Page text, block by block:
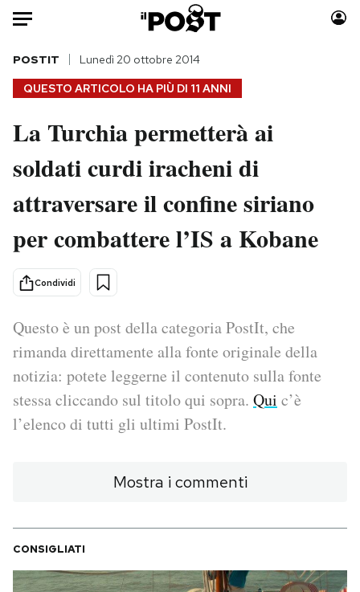
Auto
HOME
Italia
Politica
Tecnologia
Scienza
Cultura
Economia
Sport
Moda
Consumismi
Storie/Idee
Media
Mondiali calcio 2026
PODCAST
SHOP
QUESTO ARTICOLO HA PIÙ DI 11 ANNI
POSTIT Lunedì 20 ottobre 2014
La Turchia permetterà ai
soldati curdi iracheni di
attraversare il confine siriano
per combattere l’IS a Kobane
Condividi
Questo è un post della categoria PostIt, che
rimanda direttamente alla fonte originale della
notizia: potete leggerne il contenuto sulla fonte
stessa cliccando sul titolo qui sopra. Qui c’è
l’elenco di tutti gli ultimi PostIt.
Mostra i commenti
CONSIGLIATI